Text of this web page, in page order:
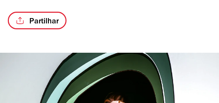
Partilhar